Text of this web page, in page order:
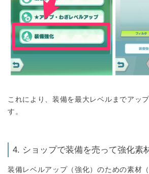
これにより、装備を最大レベルまでアッ
す。
4. ショップで装備を売って強化素
装備レベルアップ（強化）のための素材